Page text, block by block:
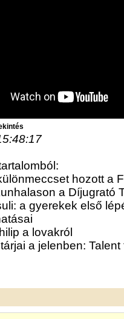
hozott a
a Díjugrató
a gyerekek első
a lovakról
a jelenben: